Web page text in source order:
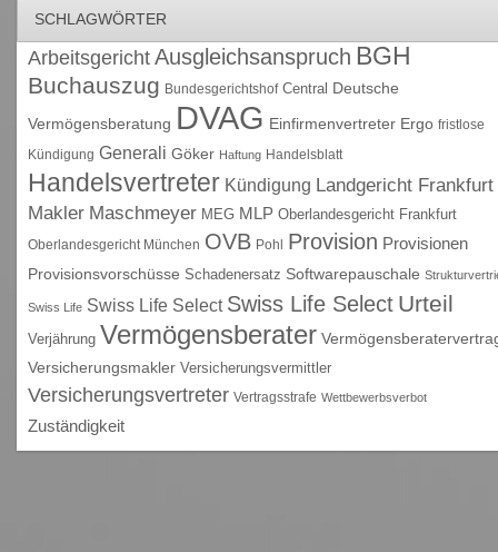
SCHLAGWÖRTER
Arbeitsgericht Ausgleichsanspruch BGH
Buchauszug Bundesgerichtshof Central Deutsche
Vermögensberatung DVAG Einfirmenvertreter Ergo fristlose
Kündigung Generali Göker Haftung Handelsblatt
Handelsvertreter Kündigung Landgericht Frankfurt
Makler Maschmeyer MEG MLP Oberlandesgericht Frankfurt
Oberlandesgericht München OVB Pohl Provision Provisionen
Provisionsvorschüsse Schadenersatz Softwarepauschale
Swiss Life Swiss Life Select Swiss Life Select Urteil
Verjährung Vermögensberater
Versicherungsmakler Versicherungsvermittler
Versicherungsvertreter Vertragsstrafe Wettbewerbsverbot
Zuständigkeit